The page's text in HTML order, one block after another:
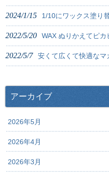
2024/1/15 1/10にワックス塗り
2022/5/20 WAX ぬりかえてピカ
2022/5/7 安くて広くて快適なマ
アーカイブ
2026年5月
2026年4月
2026年3月